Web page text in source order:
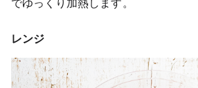
でゆっくり加熱します。
レンジ